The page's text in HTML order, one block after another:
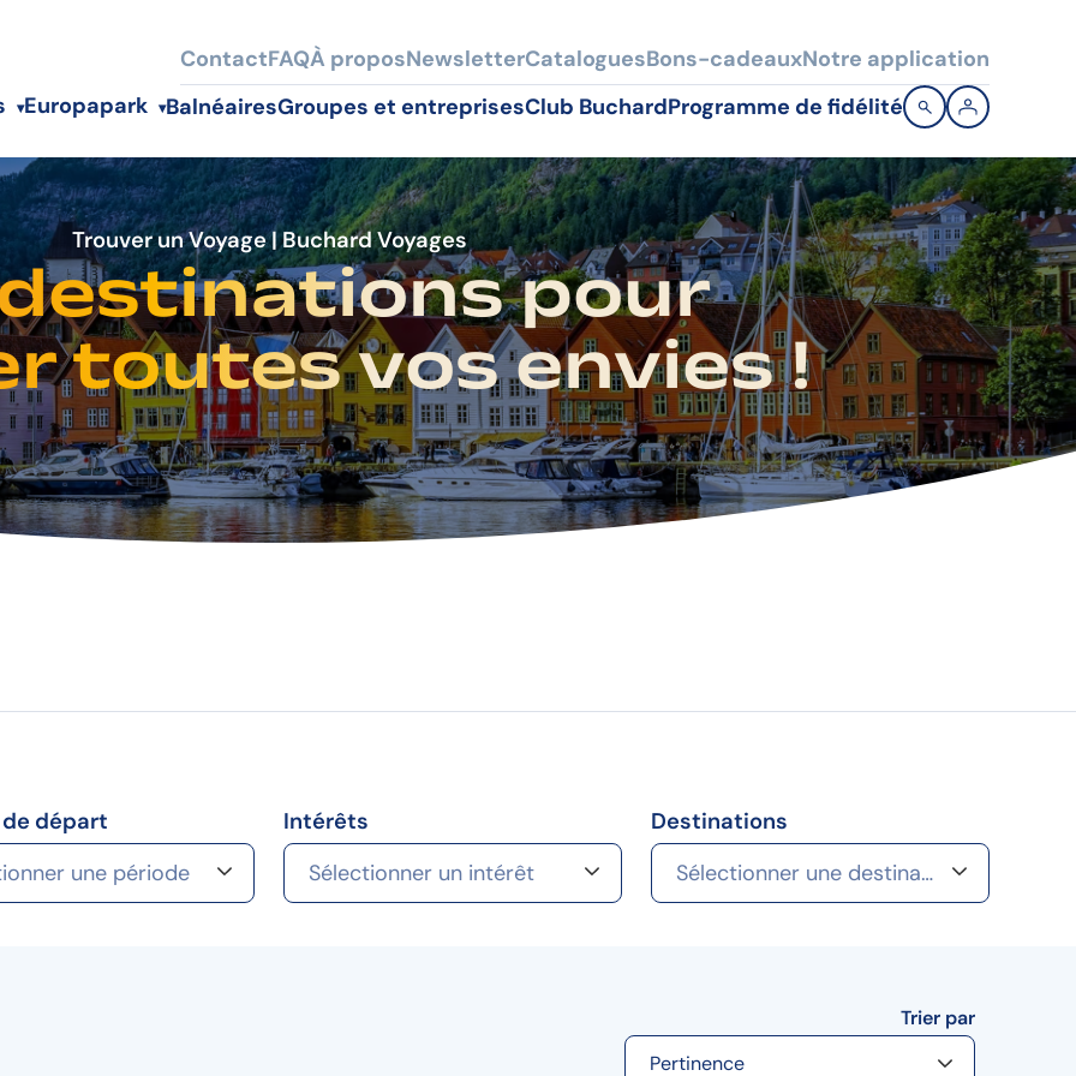
Europapark BalnéairesGroupes et entreprisesClub BuchardProgramme de fidélité
ContactFAQÀ proposNewsletterCataloguesBons-cadeauxNotre application
Trouver un Voyage | Buchard Voyages pour
toutes vos envies !
départ
une période
Intérêts
Sélectionner un intérêt
Destinations
Sélectionner une destination
Trier par